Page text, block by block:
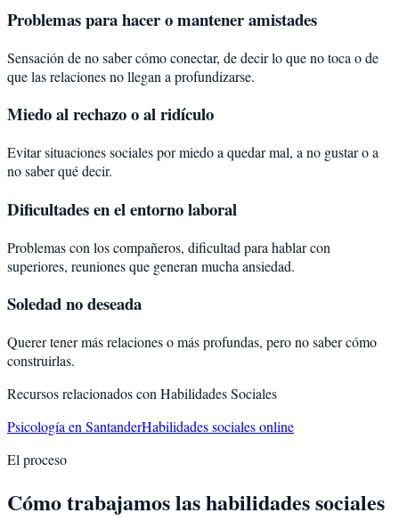
Problemas para hacer o mantener amistades
Sensación de no saber cómo conectar, de decir lo que no toca o de
que las relaciones no llegan a profundizarse.
Miedo al rechazo o al ridículo
Evitar situaciones sociales por miedo a quedar mal, a no gustar o a
no saber qué decir.
Dificultades en el entorno laboral
Problemas con los compañeros, dificultad para hablar con
superiores, reuniones que generan mucha ansiedad.
Soledad no deseada
Querer tener más relaciones o más profundas, pero no saber cómo
construirlas.
Recursos relacionados con Habilidades Sociales
Psicología en SantanderHabilidades sociales online
El proceso
Cómo trabajamos las habilidades sociales